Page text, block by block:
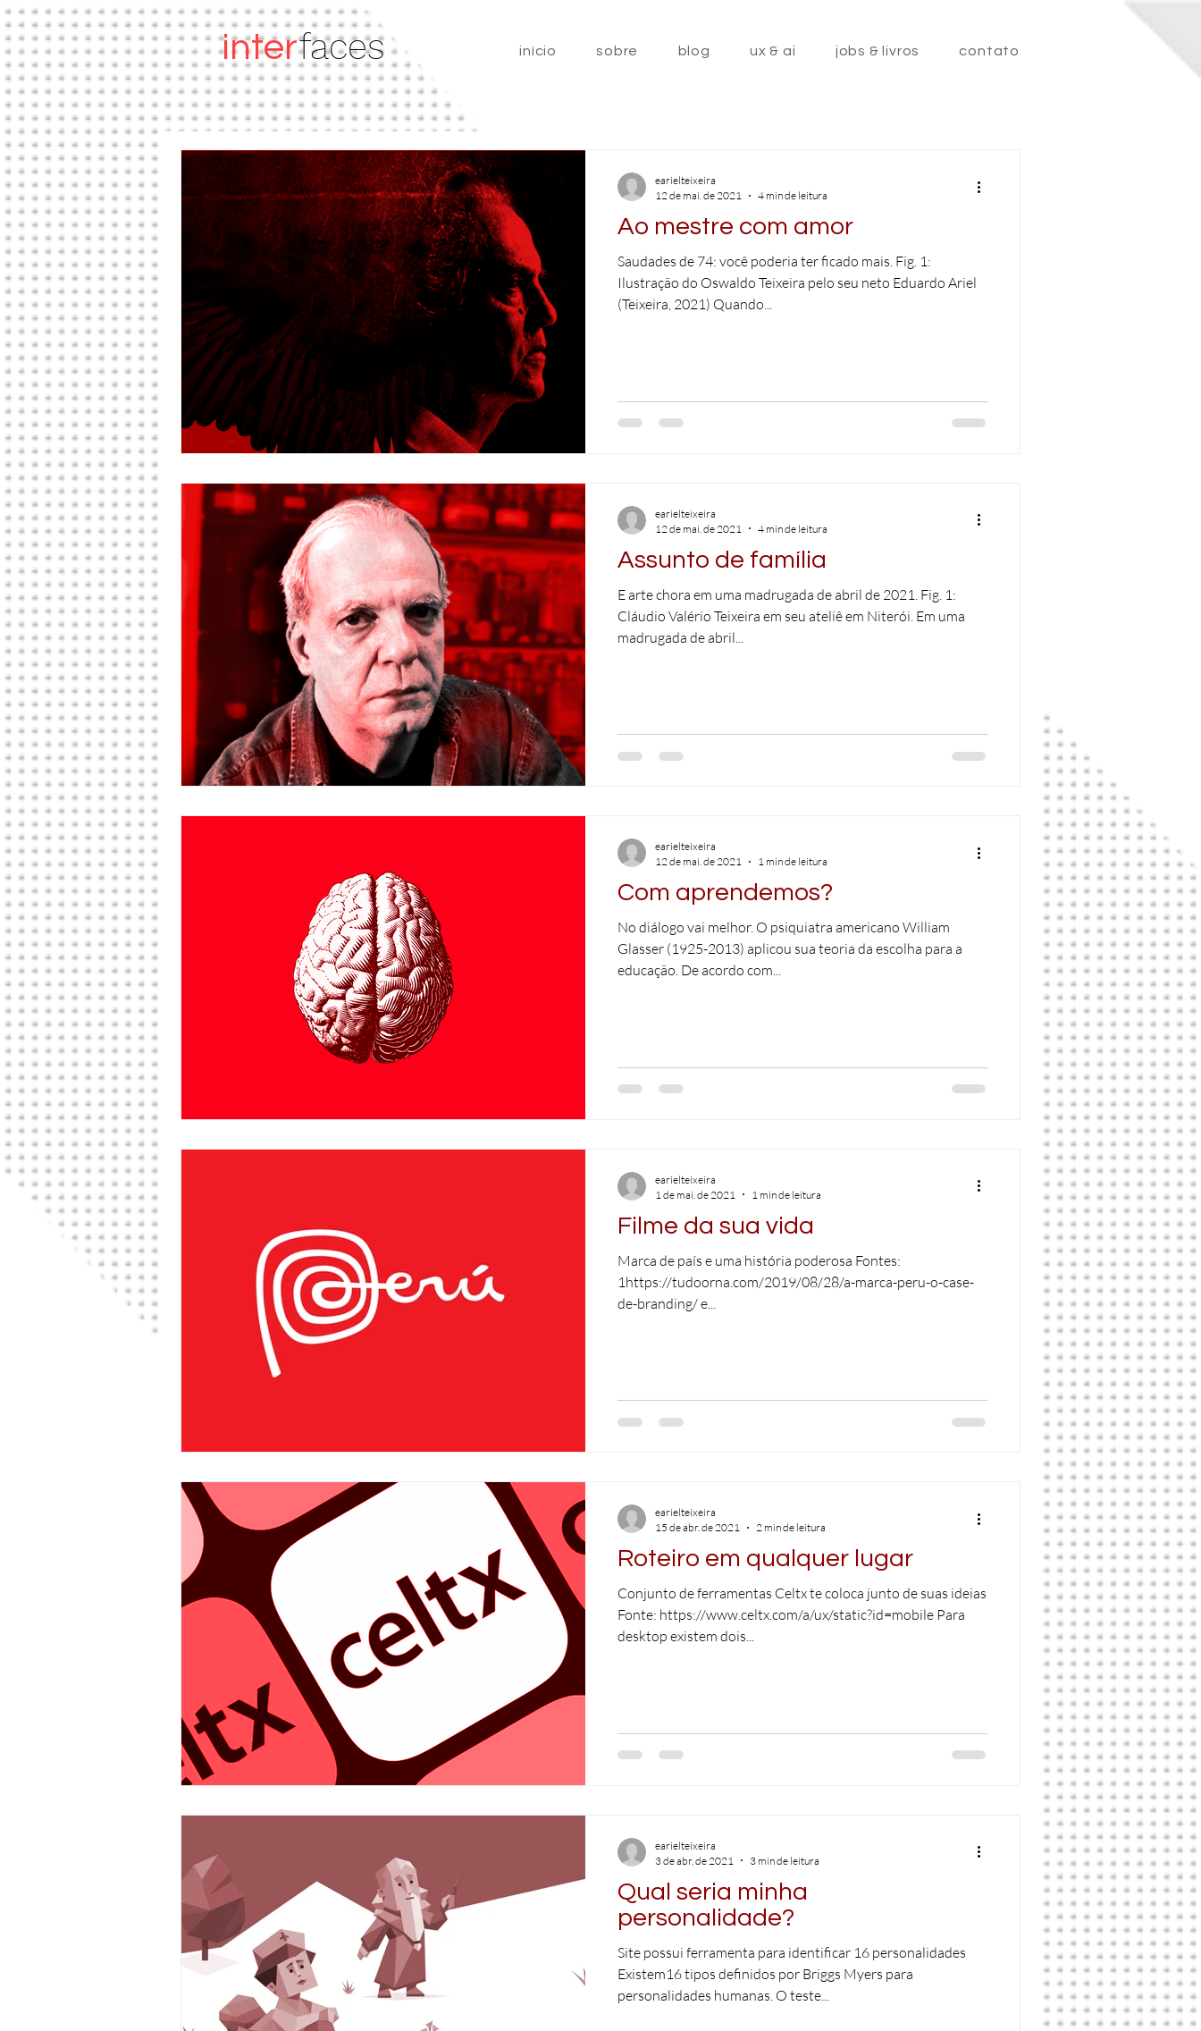
interfaces início sobre blog ux & ai jobs & livros contato
Ao mestre com amor
Saudades de 74: você poderia ter ficado mais. Fig. 1:
Ilustração do Oswaldo Teixeira pelo seu neto Eduardo Ariel
(Teixeira, 2021) Quando...
earielteixeira
12 de mai. de 2021
4 min de leitura
Assunto de família
E arte chora em uma madrugada de abril de 2021. Fig. 1:
Cláudio Valério Teixeira em seu ateliê em Niterói. Em uma
madrugada de abril...
earielteixeira
12 de mai. de 2021
4 min de leitura
Com aprendemos?
No diálogo vai melhor. O psiquiatra americano William
Glasser (1925-2013) aplicou sua teoria da escolha para a
educação. De acordo com...
earielteixeira
12 de mai. de 2021
1 min de leitura
Filme da sua vida
Marca de país e uma história poderosa Fontes:
1https://tudoorna.com/2019/08/28/a-marca-peru-o-case-
de-branding/ e...
earielteixeira
1 de mai. de 2021
1 min de leitura
Roteiro em qualquer lugar
Conjunto de ferramentas Celtx te coloca junto de suas ideias
Fonte: https://www.celtx.com/a/ux/static?id=mobile Para
desktop existem dois...
earielteixeira
15 de abr. de 2021
2 min de leitura
Qual seria minha
personalidade?
Site possui ferramenta para identificar 16 personalidades
Existem16 tipos definidos por Briggs Myers para
personalidades humanas. O teste...
earielteixeira
3 de abr. de 2021
3 min de leitura